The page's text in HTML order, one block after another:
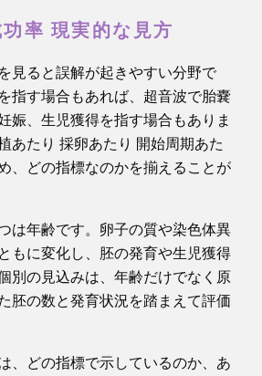
率 現実的な見方
見ると誤解が起きやすい分野で
指す場合もあれば、超音波で胎嚢
娠、生児獲得を指す場合もありま
あたり 採卵あたり 開始周期あた
、どの指標なのかを揃えることが
は年齢です。卵子の質や染色体異
もに変化し、胚の発育や生児獲得
別の見込みは、年齢だけでなく原
胚の数と発育状況を踏まえて評価
、どの指標で示しているのか、あ